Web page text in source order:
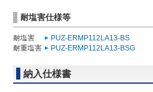
耐塩害仕様等
耐塩害
PUZ-ERMP112LA13-BS
耐重塩害
PUZ-ERMP112LA13-BSG
納入仕様書